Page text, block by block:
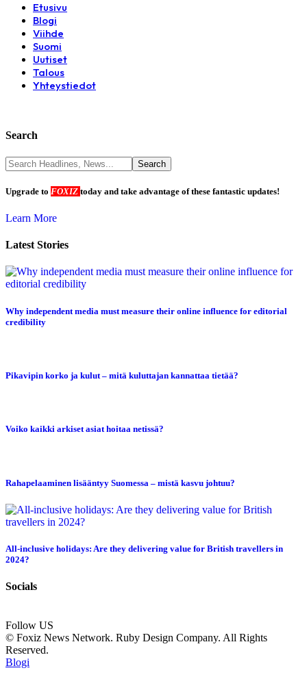
Etusivu
Blogi
Viihde
Suomi
Uutiset
Talous
Yhteystiedot
Search
Upgrade to FOXIZ today and take advantage of these fantastic updates!
Learn More
Latest Stories
Why independent media must measure their online influence for editorial
credibility
Pikavipin korko ja kulut – mitä kuluttajan kannattaa tietää?
Voiko kaikki arkiset asiat hoitaa netissä?
Rahapelaaminen lisääntyy Suomessa – mistä kasvu johtuu?
All-inclusive holidays: Are they delivering value for British travellers in
2024?
Socials
Follow US
© Foxiz News Network. Ruby Design Company. All Rights
Reserved.
Blogi